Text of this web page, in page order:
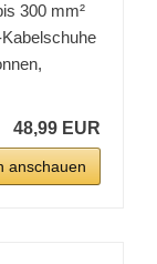
300 mm²
48,99 EUR
anschauen